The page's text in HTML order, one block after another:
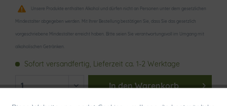
Unsere Produkte enthalten Alkohol und dürfen nicht an Personen unter dem gesetzlichen
Mindestalter abgegeben werden. Mit Ihrer Bestellung bestätigen Sie, dass Sie das gesetzlich
vorgeschriebene Mindestalter erreicht haben. Bitte seien Sie verantwortungsvoll im Umgang mit
alkoholischen Getränken.
Sofort versandfertig, Lieferzeit ca. 1-2 Werktage
In den Warenkorb